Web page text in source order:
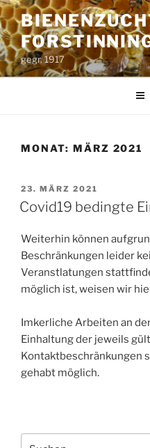
Zum
Inhalt
springen
gegr. 1917
MONAT: MÄRZ 2021
VERÖFFENTLICHT
AM
23. MÄRZ 2021
Covid19 bedingte
Weiterhin können
Beschränkungen leider
Veranstlatungen
möglich ist, weisen wir
Imkerliche Arbeiten an
Einhaltung der jeweils
Kontaktbeschränkungen
gehabt möglich.